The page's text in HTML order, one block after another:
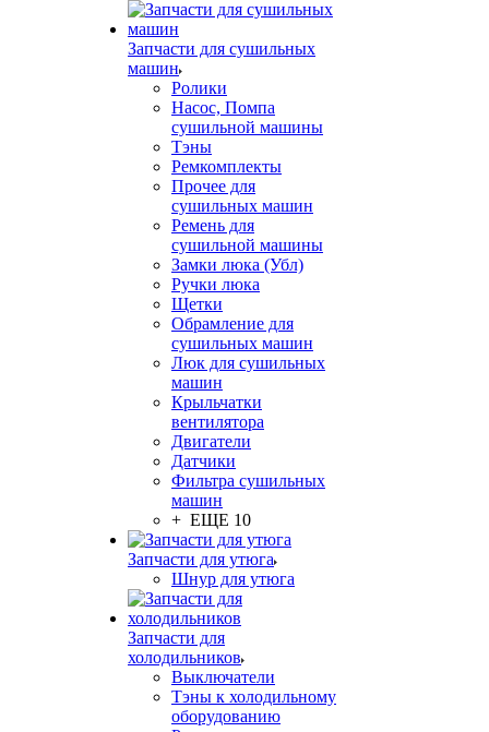
Запчасти для сушильных
машин
Ролики
Насос, Помпа
сушильной машины
Тэны
Ремкомплекты
Прочее для
сушильных машин
Ремень для
сушильной машины
Замки люка (Убл)
Ручки люка
Щетки
Обрамление для
сушильных машин
Люк для сушильных
машин
Крыльчатки
вентилятора
Двигатели
Датчики
Фильтра сушильных
машин
+ ЕЩЕ 10
Запчасти для утюга
Шнур для утюга
Запчасти для
холодильников
Выключатели
Тэны к холодильному
оборудованию